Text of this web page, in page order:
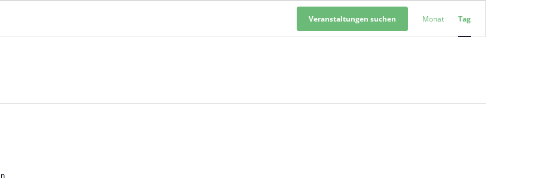
Veranstaltungen suchen
Ansichten-
Navigation
Monat Tag